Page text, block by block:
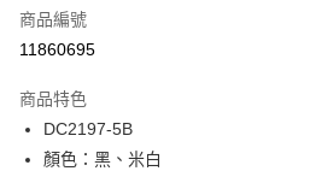
超商取貨付款
Apple Pay
商品編號
11860695
商品特色
DC2197-5B
顏色：黑、米白